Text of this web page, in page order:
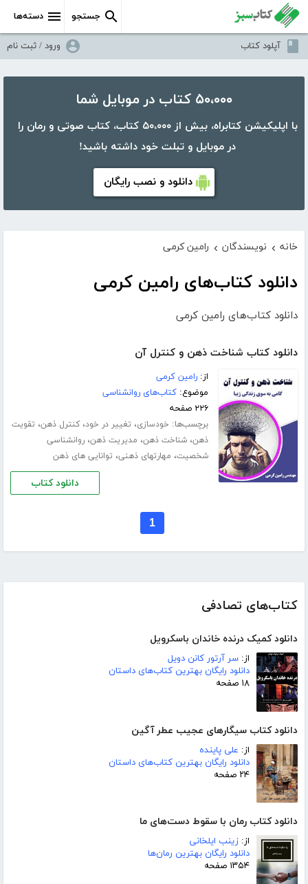
دسته‌ها جستجو
آپلود کتاب ورود / ثبت نام
۵۰،۰۰۰ کتاب در موبایل شما
با اپلیکیشن کتابراه، بیش از ۵۰،۰۰۰ کتاب، کتاب صوتی و رمان را
در موبایل و تبلت خود داشته باشید!
دانلود و نصب رایگان
کتاب‌های تصادفی
دانلود کمیک درنده خاندان باسکرویل
از: سر آرتور کانن دویل
دانلود رایگان بهترین کتاب‌های داستان
۱۸ صفحه
دانلود کتاب سیگارهای عجیب عطر آگین
از: علی پاینده
دانلود رایگان بهترین کتاب‌های داستان
۲۴ صفحه
دانلود کتاب رمان با سقوط دست‌های ما
از: زینب ایلخانی
دانلود رایگان بهترین رمان‌ها
۱۳۵۴ صفحه
خانه › نویسندگان › رامین کرمی
دانلود کتاب‌های رامین کرمی
دانلود کتاب‌های رامین کرمی
دانلود کتاب شناخت ذهن و کنترل آن
از:رامین کرمی
موضوع:کتاب‌های روانشناسی
۲۲۶ صفحه
برچسب‌ها: خودسازی، تغییر در خود،کنترل ذهن، تقویت
ذهن،شناخت ذهن، مدیریت ذهن،روانشناسی
شخصیت، مهارت­های ذهنی، توانایی های ذهن
دانلود کتاب
1